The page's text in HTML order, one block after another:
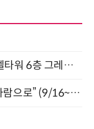
Next AI & Big Data Summit 2026 엘타워 6층 그레이스홀 개최 (9/18)
“AI에게 묻는 사람에서, AI로 만드는 사람으로” (9/16~17)